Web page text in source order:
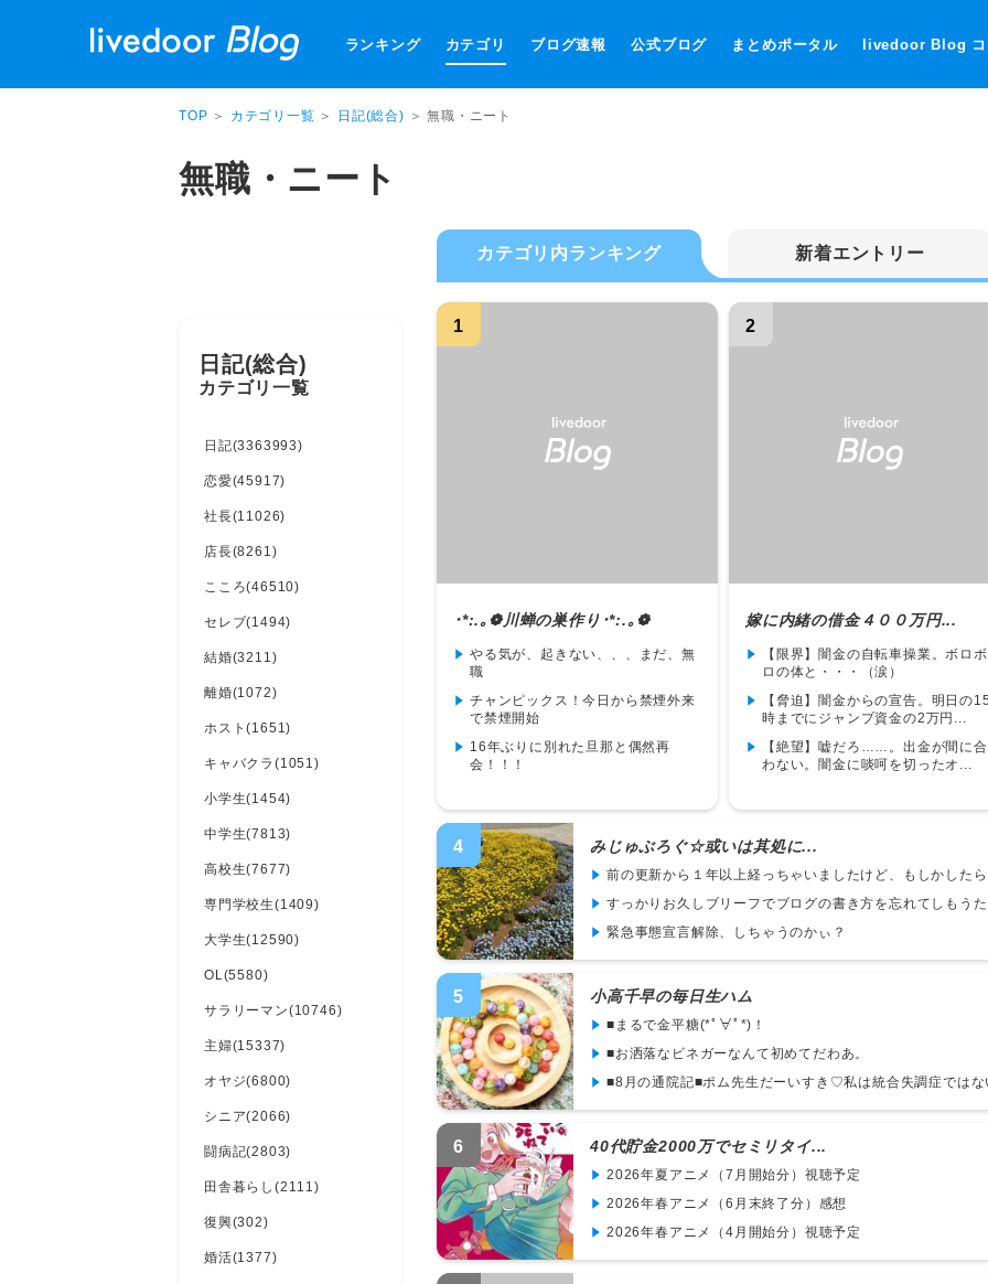
ランキング カテゴリ ブログ速報 公式ブログ まとめポータル livedoor Blog コ
TOP ＞ カテゴリ一覧 ＞ 日記(総合) ＞ 無職・ニート
無職・ニート
日記(総合)
カテゴリ一覧
日記(3363993)
恋愛(45917)
社長(11026)
店長(8261)
こころ(46510)
セレブ(1494)
結婚(3211)
離婚(1072)
ホスト(1651)
キャバクラ(1051)
小学生(1454)
中学生(7813)
高校生(7677)
専門学校生(1409)
大学生(12590)
OL(5580)
サラリーマン(10746)
主婦(15337)
オヤジ(6800)
シニア(2066)
闘病記(2803)
田舎暮らし(2111)
復興(302)
婚活(1377)
カテゴリ内ランキング 新着エントリー
1
･*:.｡❁川蝉の巣作り･*:.｡❁
やる気が、起きない、、、まだ、無
職
チャンピックス！今日から禁煙外来
で禁煙開始
16年ぶりに別れた旦那と偶然再
会！！！
2
嫁に内緒の借金４００万円...
【限界】闇金の自転車操業。ボロボ
ロの体と・・・（涙）
【脅迫】闇金からの宣告。明日の
時までにジャンプ資金の2万円...
【絶望】嘘だろ……。出金が間に合
わない。闇金に啖呵を切ったオ...
4 みじゅぶろぐ☆或いは其処に...
前の更新から１年以上経っちゃいましたけど、もしかした
すっかりお久しブリーフでブログの書き方を忘れてしもう
緊急事態宣言解除、しちゃうのかぃ？
5 小高千早の毎日生ハム
■まるで金平糖(*ﾟ∀ﾟ*)！
■お洒落なビネガーなんて初めてだわあ。
■8月の通院記■ポム先生だーいすき♡私は統合失調症では
6 40代貯金2000万でセミリタイ...
2026年夏アニメ（7月開始分）視聴予定
2026年春アニメ（6月末終了分）感想
2026年春アニメ（4月開始分）視聴予定